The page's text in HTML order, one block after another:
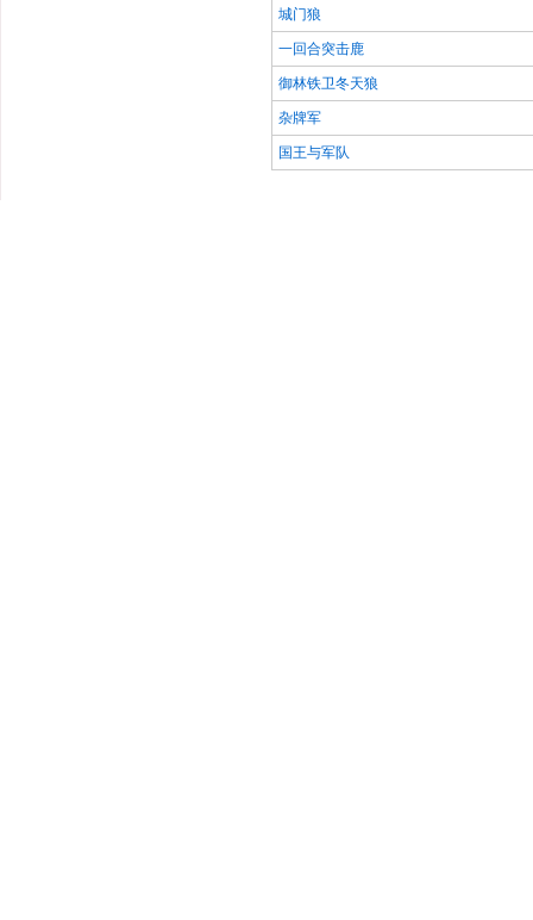
城门狼
一回合突击鹿
御林铁卫冬天狼
杂牌军
国王与军队